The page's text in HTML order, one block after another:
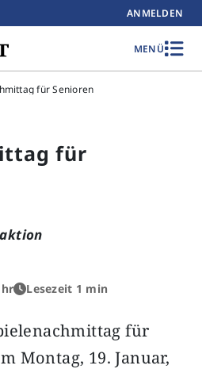
ANMELDEN
MENÜ
für Senioren
für
Lesezeit 1 min
für
Montag, 19. Januar,